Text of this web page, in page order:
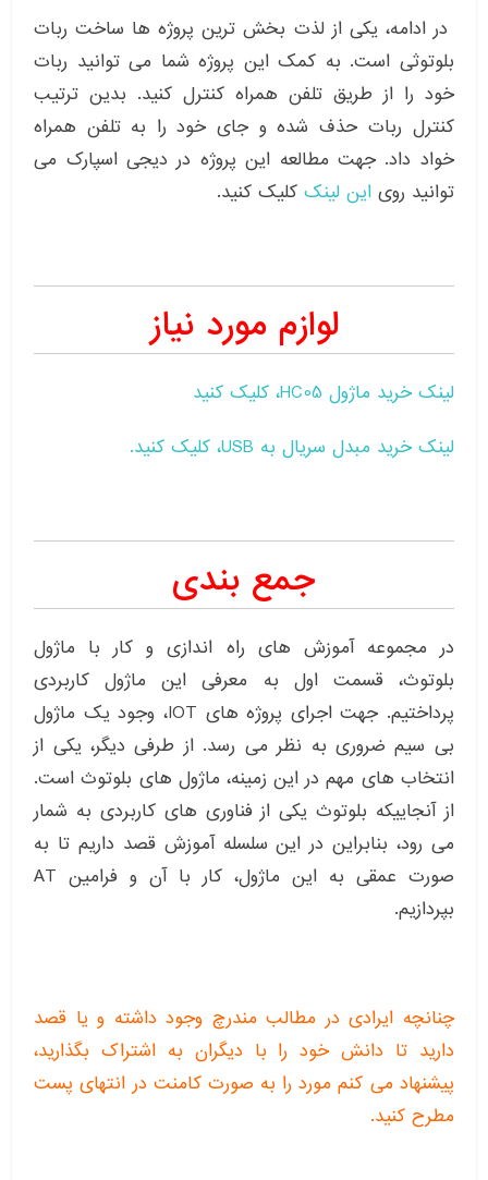
در ادامه، یکی از لذت بخش ترین پروژه ها ساخت ربات
بلوتوثی است. به کمک این پروژه شما می توانید ربات
خود را از طریق تلفن همراه کنترل کنید. بدین ترتیب
کنترل ربات حذف شده و جای خود را به تلفن همراه
خواد داد. جهت مطالعه این پروژه در دیجی اسپارک می
توانید رویاین لینک کلیک کنید.
لوازم مورد نیاز
لینک خرید ماژول HC05، کلیک کنید
لینک خرید مبدل سریال به USB، کلیک کنید.
جمع بندی
در مجموعه آموزش های راه اندازی و کار با ماژول
بلوتوث، قسمت اول به معرفی این ماژول کاربردی
پرداختیم. جهت اجرای پروژه های IOT، وجود یک ماژول
بی سیم ضروری به نظر می رسد. از طرفی دیگر، یکی از
انتخاب های مهم در این زمینه، ماژول های بلوتوث است.
از آنجاییکه بلوتوث یکی از فناوری های کاربردی به شمار
می رود، بنابراین در این سلسله آموزش قصد داریم تا به
صورت عمقی به این ماژول، کار با آن و فرامین AT
بپردازیم.
چنانچه ایرادی در مطالب مندرچ وجود داشته و یا قصد
دارید تا دانش خود را با دیگران به اشتراک بگذارید،
پیشنهاد می کنم مورد را به صورت کامنت در انتهای پست
مطرح کنید.